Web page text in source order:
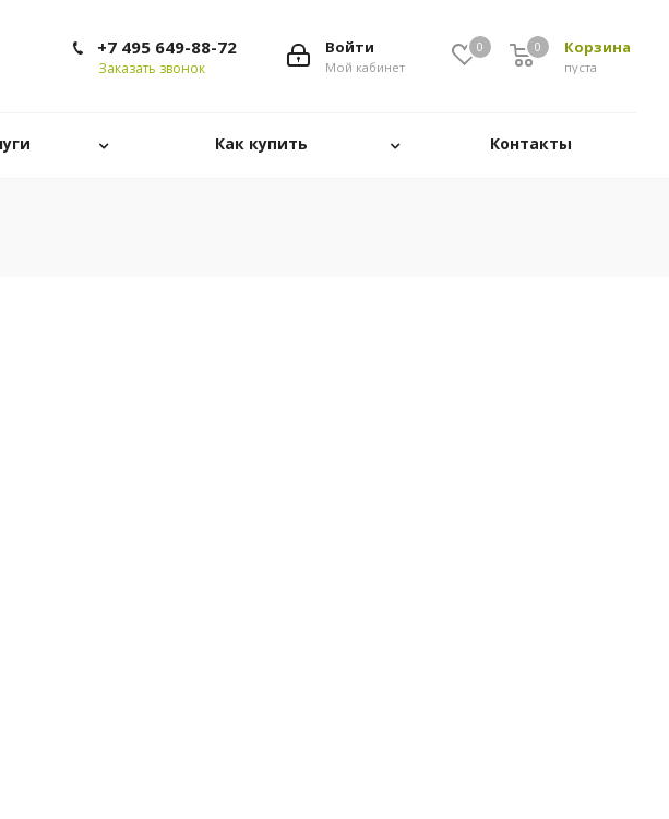
0 Корзина
пуста
0
Войти
Мой кабинет
+7 495 649-88-72
Заказать звонок
Как купить Контакты